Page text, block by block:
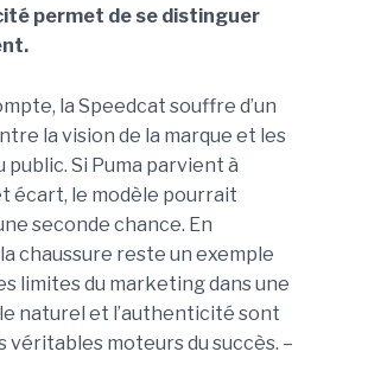
permet de se distinguer
la Speedcat souffre d’un
la vision de la marque et les
Si Puma parvient à
écart, le modèle pourrait
seconde chance. En
chaussure reste un exemple
limites du marketing dans une
naturel et l’authenticité sont
véritables moteurs du succès. –